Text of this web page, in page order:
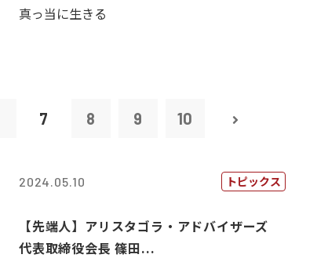
真っ当に生きる
7 8 9 10
2024.05.10 トピックス
【先端人】アリスタゴラ・アドバイザーズ
代表取締役会長 篠田...